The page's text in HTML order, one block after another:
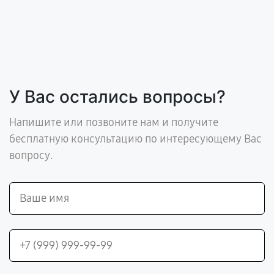
У Вас остались вопросы?
Напишите или позвоните нам и получите
бесплатную консультацию по интересующему Вас
вопросу.